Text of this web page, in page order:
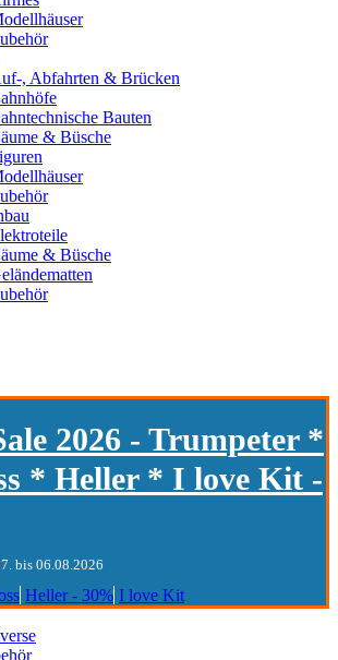
, Abfahrten & Brücken
Bauten
& Büsche
& Büsche
2026 - Trumpeter *
* Heller * I love Kit -
bis 06.08.2026
Heller - 30% I love Kit